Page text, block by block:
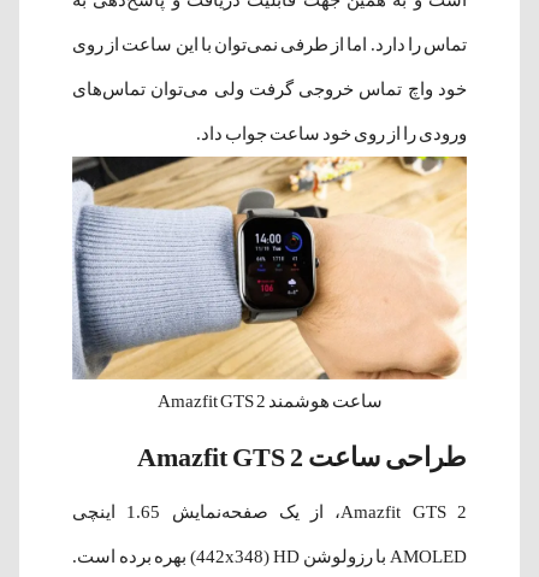
تماس را دارد. اما از طرفی نمی‌توان با این ساعت از روی
خود واچ تماس خروجی گرفت ولی می‌توان تماس‌های
ورودی را از روی خود ساعت جواب داد.
ساعت هوشمند Amazfit GTS 2
طراحی ساعت Amazfit GTS 2
Amazfit GTS 2، از یک صفحه‌نمایش 1.65 اینچی
AMOLED با رزولوشن 442x348) HD) بهره برده است.